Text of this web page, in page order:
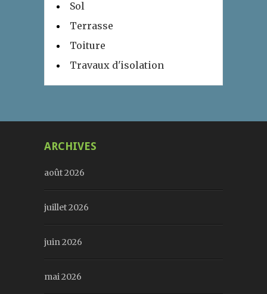
Sol
Terrasse
Toiture
Travaux d'isolation
ARCHIVES
août 2026
juillet 2026
juin 2026
mai 2026